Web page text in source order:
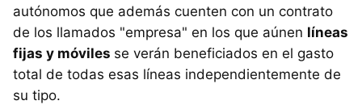
autónomos que además cuenten con un contrato
de los llamados "empresa" en los que aúnen líneas
fijas y móviles se verán beneficiados en el gasto
total de todas esas líneas independientemente de
su tipo.